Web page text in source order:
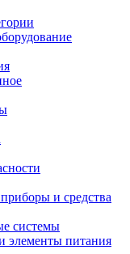
и средства
системы
элементы питания